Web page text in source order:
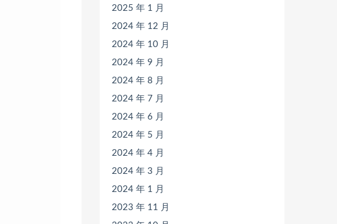
2025 年 1 月
2024 年 12 月
2024 年 10 月
2024 年 9 月
2024 年 8 月
2024 年 7 月
2024 年 6 月
2024 年 5 月
2024 年 4 月
2024 年 3 月
2024 年 1 月
2023 年 11 月